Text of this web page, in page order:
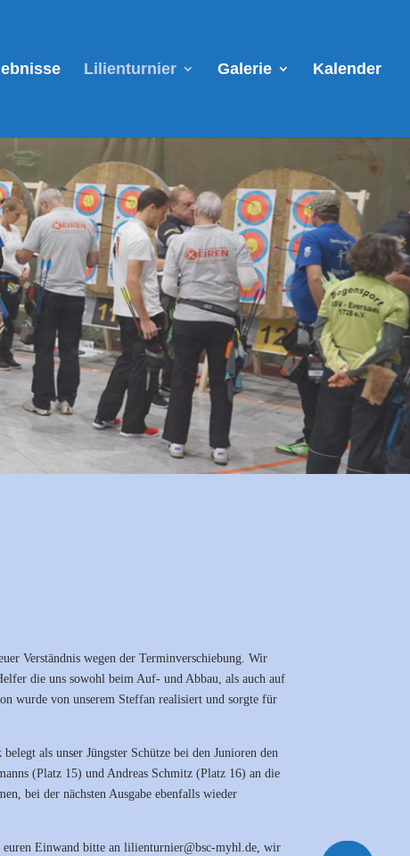
Lilienturnier Galerie Kalender
Verständnis wegen der Terminverschiebung. Wir
die uns sowohl beim Auf- und Abbau, als auch auf
wurde von unserem Steffan realisiert und sorgte für
als unser Jüngster Schütze bei den Junioren den
(Platz 15) und Andreas Schmitz (Platz 16) an die
bei der nächsten Ausgabe ebenfalls wieder
euren Einwand bitte an lilienturnier@bsc-myhl.de, wir